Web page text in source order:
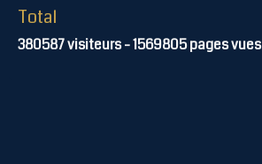
Total
380587visiteurs -1569805pages vues